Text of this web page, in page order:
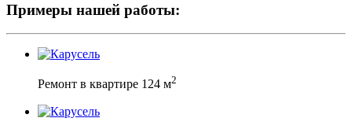
Примеры нашей работы:
Ремонт в квартире 124 м2